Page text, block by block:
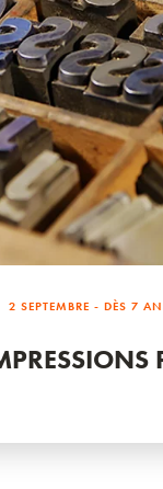
2 SEPTEMBRE - DÈS 7